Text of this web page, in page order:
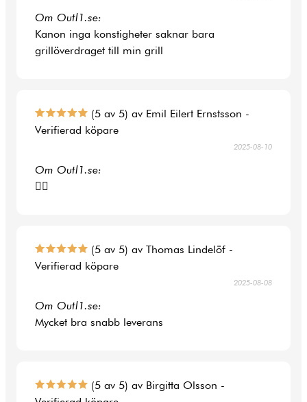
Om Outl1.se:
Kanon inga konstigheter saknar bara
grillöverdraget till min grill
(5 av 5) av Emil Eilert Ernstsson -
Verifierad köpare
2025-08-10
Om Outl1.se:
👍🏻
(5 av 5) av Thomas Lindelöf -
Verifierad köpare
2025-08-08
Om Outl1.se:
Mycket bra snabb leverans
(5 av 5) av Birgitta Olsson -